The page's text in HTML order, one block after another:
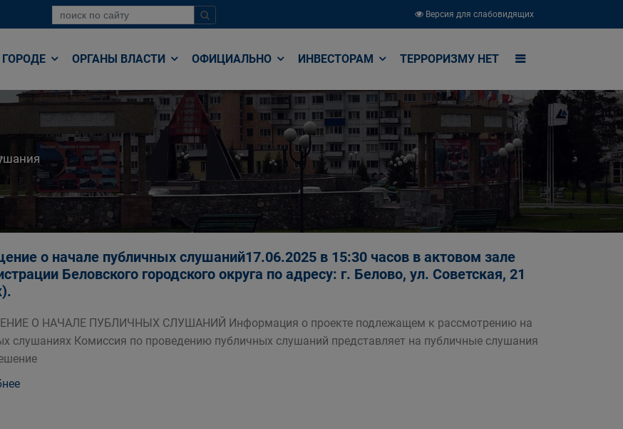
Версия для слабовидящих
ГОРОДЕ ОРГАНЫ ВЛАСТИ ОФИЦИАЛЬНО ИНВЕСТОРАМ ТЕРРОРИЗМУ НЕТ
о начале публичных слушаний17.06.2025 в 15:30 часов в актовом зале
Беловского городского округа по адресу: г. Белово, ул. Советская, 21
О НАЧАЛЕ ПУБЛИЧНЫХ СЛУШАНИЙ Информация о проекте подлежащем к рассмотрению на
слушаниях Комиссия по проведению публичных слушаний представляет на публичные слушания